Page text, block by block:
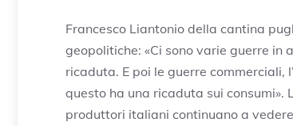
Francesco Liantonio della cantina
geopolitiche: «Ci sono varie guerre in
ricaduta. E poi le guerre
questo ha una ricaduta sui
produttori italiani continuano a